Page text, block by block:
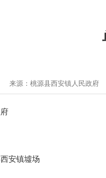
来源：桃源县西安镇人民政府
安镇墟场